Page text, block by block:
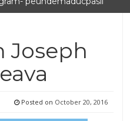
Joseph
Posted on October 20, 2016